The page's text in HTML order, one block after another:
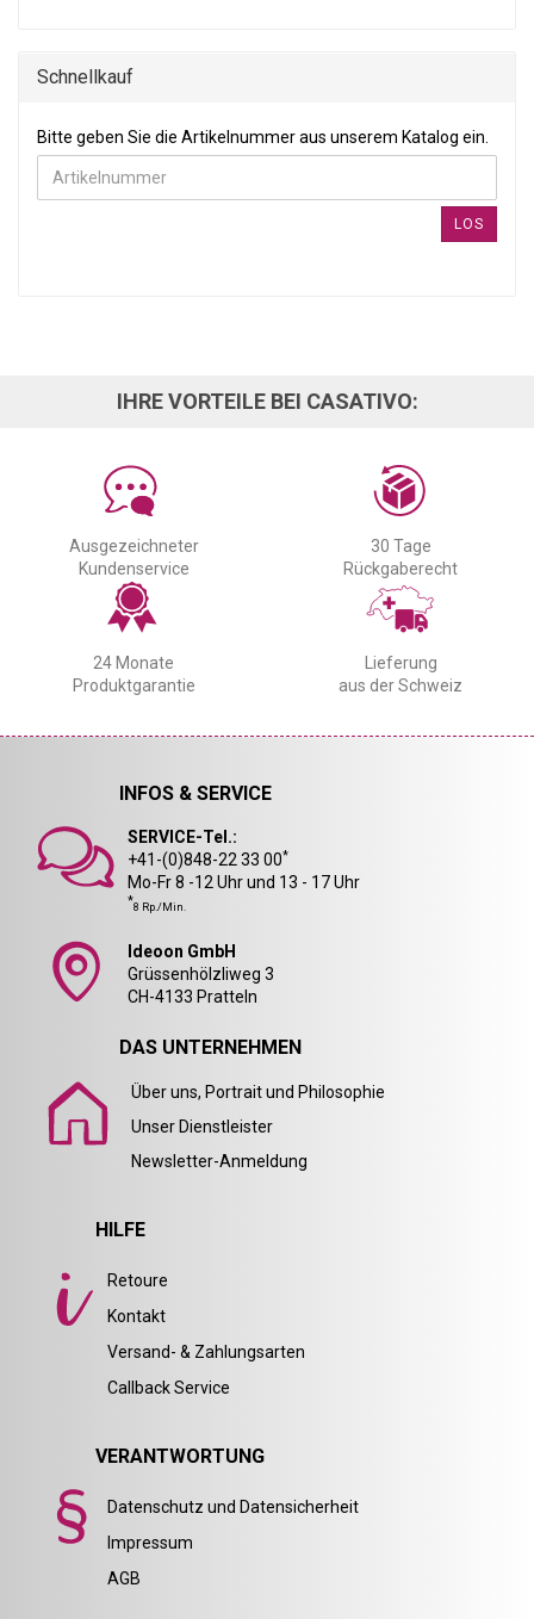
Schnellkauf
BITTE GEBEN SIE DIE ARTIKELNUMMER AUS UNSEREM
Bitte geben Sie die Artikelnummer aus unserem Katalog ein.
LOS
IHRE VORTEILE BEI CASATIVO:
Ausgezeichneter
Kundenservice
30 Tage
Rückgaberecht
24 Monate
Produktgarantie
Lieferung
aus der Schweiz
INFOS & SERVICE
SERVICE-Tel.:
+41-(0)848-22 33 00*
Mo-Fr 8 -12 Uhr und 13 - 17 Uhr
*8 Rp./Min.
Ideoon GmbH
Grüssenhölzliweg 3
CH-4133 Pratteln
DAS UNTERNEHMEN
Über uns, Portrait und Philosophie
Unser Dienstleister
Newsletter-Anmeldung
HILFE
Retoure
Kontakt
Versand- & Zahlungsarten
Callback Service
VERANTWORTUNG
Datenschutz und Datensicherheit
Impressum
AGB